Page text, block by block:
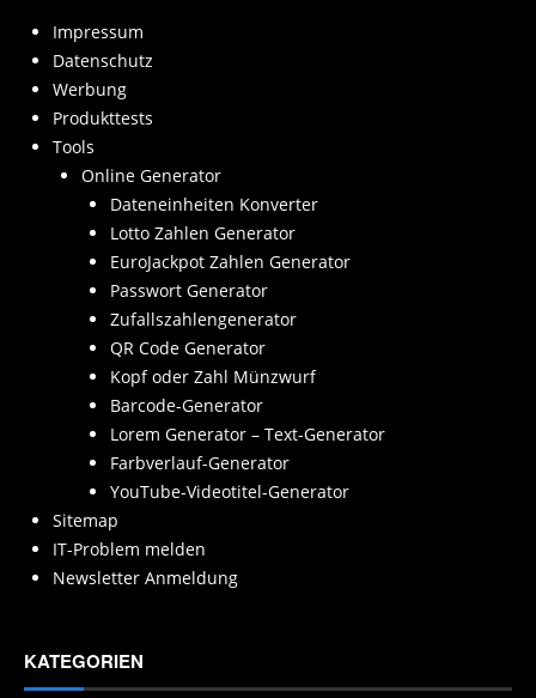
Impressum
Datenschutz
Werbung
Produkttests
Tools
Online Generator
Dateneinheiten Konverter
Lotto Zahlen Generator
EuroJackpot Zahlen Generator
Passwort Generator
Zufallszahlengenerator
QR Code Generator
Kopf oder Zahl Münzwurf
Barcode-Generator
Lorem Generator – Text-Generator
Farbverlauf-Generator
YouTube-Videotitel-Generator
Sitemap
IT-Problem melden
Newsletter Anmeldung
KATEGORIEN